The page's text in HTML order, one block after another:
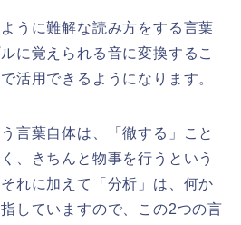
うに難解な読み方をする言葉
に覚えられる音に変換するこ
活用できるようになります。
言葉自体は、「徹する」こと
、きちんと物事を行うという
れに加えて「分析」は、何か
していますので、この2つの言